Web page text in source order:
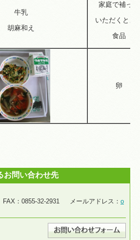
牛乳
麻和え
家庭で補って
いただくとよ
食品
卵
お問い合わせ先
：0855-32-2931 メールアドレス： o